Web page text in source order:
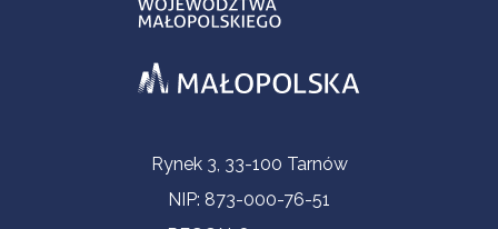
Informacje kontaktoweRynek 3, 33-100 Tarnów
NIP: 873-000-76-51